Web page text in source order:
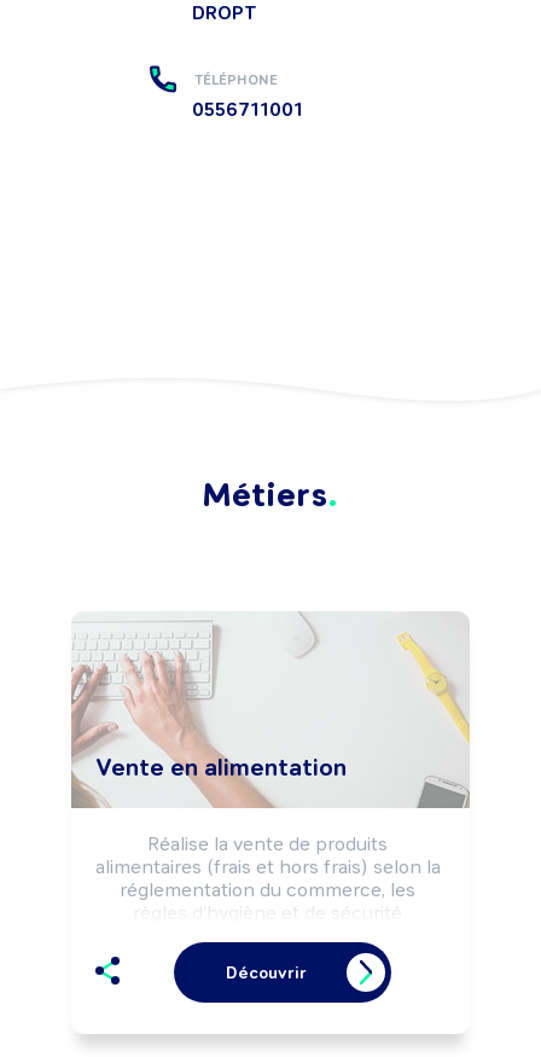
DROPT
TÉLÉPHONE
0556711001
Métiers
Vente en alimentation
Réalise la vente de produits
alimentaires (frais et hors frais) selon la
réglementation du commerce, les
règles d'hygiène et de sécurité
commerciaux de l'enseigne, de
l'entreprise.
Peut effectuer la préparation (cuisson,
produits frais.
Découvrir